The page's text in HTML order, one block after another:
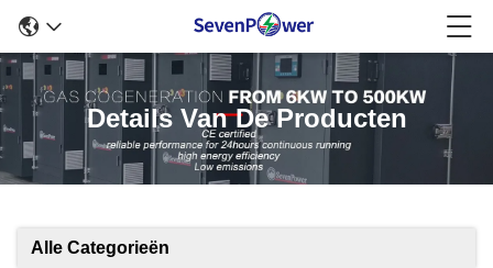
Details Van De Producten
Alle Categorieën